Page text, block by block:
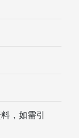
，如需引